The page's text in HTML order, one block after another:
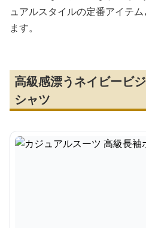
ュアルスタイルの定番アイテ
ます。
高級感漂うネイビービ
シャツ